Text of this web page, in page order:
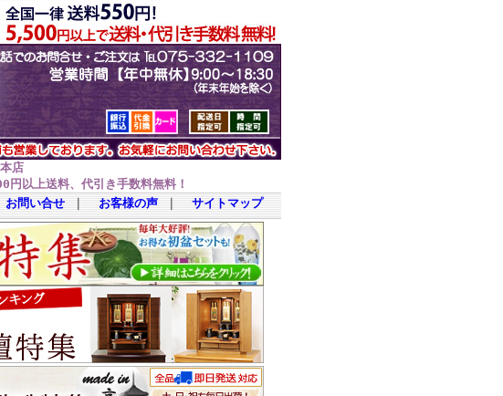
店
以上送料、代引き手数料無料！
お問い合せ｜ お客様の声｜ サイトマップ